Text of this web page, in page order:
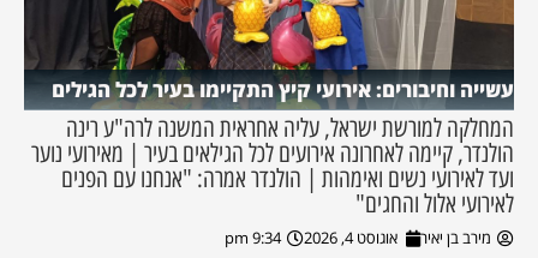
עשייה וחיבורים: אירועי קיץ התקיימו בעיר לכל הגילים
המחלקה למורשת ישראל, עליה אחראית המשנה לרה"ע רינה
הולנדר, קיימה לאחרונה אירועים לכל הגילאים בעיר | מאירועי נוער
ועד לאירועי נשים ואימהות | הולנדר אמרה: "אנחנו עם הפנים
לאירועי אלול והחגים"
מירב בן יאיר אוגוסט 4, 2026 9:34 pm